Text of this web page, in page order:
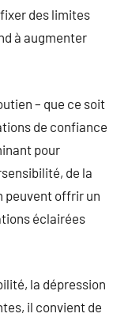
des limites
à augmenter
– que ce soit
de confiance
pour
de la
peuvent offrir un
éclairées
la dépression
il convient de